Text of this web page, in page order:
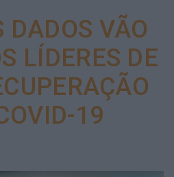
DADOS VÃO
LÍDERES DE
19